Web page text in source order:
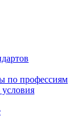
по профессиям